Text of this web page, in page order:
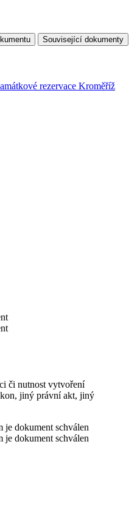
Související dokumenty
rezervace Kroměříž
či nutnost vytvoření
jiný právní akt, jiný
dokument schválen
dokument schválen